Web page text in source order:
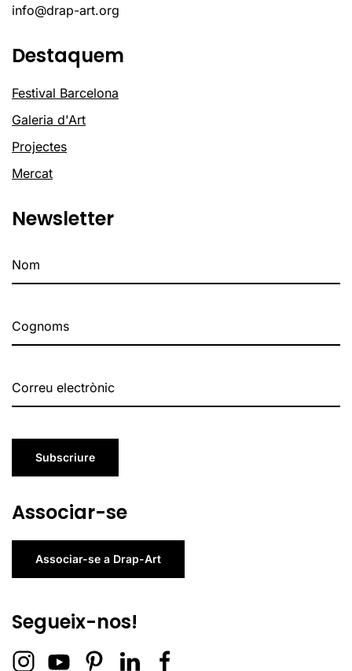
info@drap-art.org
Destaquem
Festival Barcelona
Galeria d'Art
Projectes
Mercat
Newsletter
Subscriure
Associar-se
Associar-se a Drap-Art
Segueix-nos!